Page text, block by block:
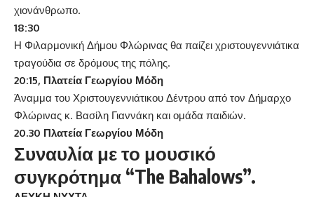
χιονάνθρωπο.
18:30
Η Φιλαρμονική Δήμου Φλώρινας θα παίζει χριστουγεννιάτικα
τραγούδια σε δρόμους της πόλης.
20:15, Πλατεία Γεωργίου Μόδη
Άναμμα του Χριστουγεννιάτικου Δέντρου από τον Δήμαρχο
Φλώρινας κ. Βασίλη Γιαννάκη και ομάδα παιδιών.
20.30 Πλατεία Γεωργίου Μόδη
Συναυλία με το μουσικό
συγκρότημα “The Bahalows”.